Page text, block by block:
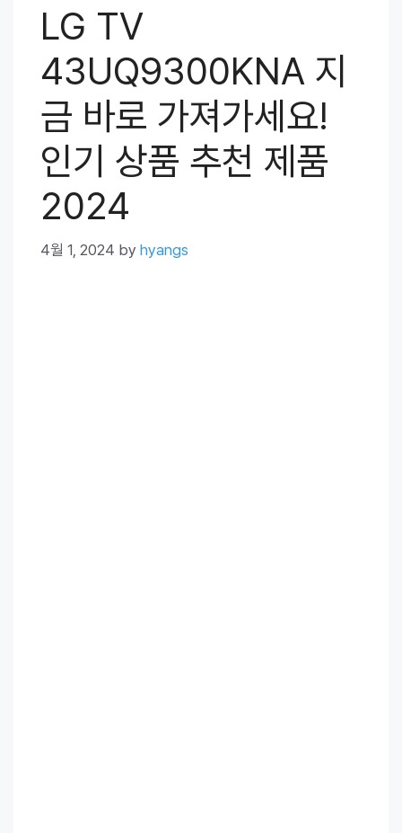
LG TV
43UQ9300KNA 지
금 바로 가져가세요!
인기 상품 추천 제품
2024
4월 1, 2024 by hyangs